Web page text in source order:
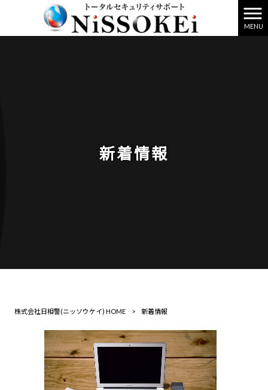
MENU
新着情報
株式会社日相警(ニッソウケイ) HOME > 新着情報